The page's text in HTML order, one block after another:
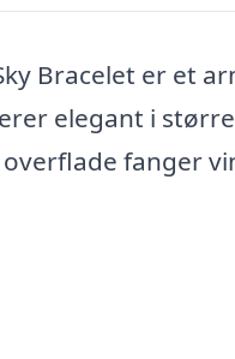
Bracelet er et
elegant i
fanger